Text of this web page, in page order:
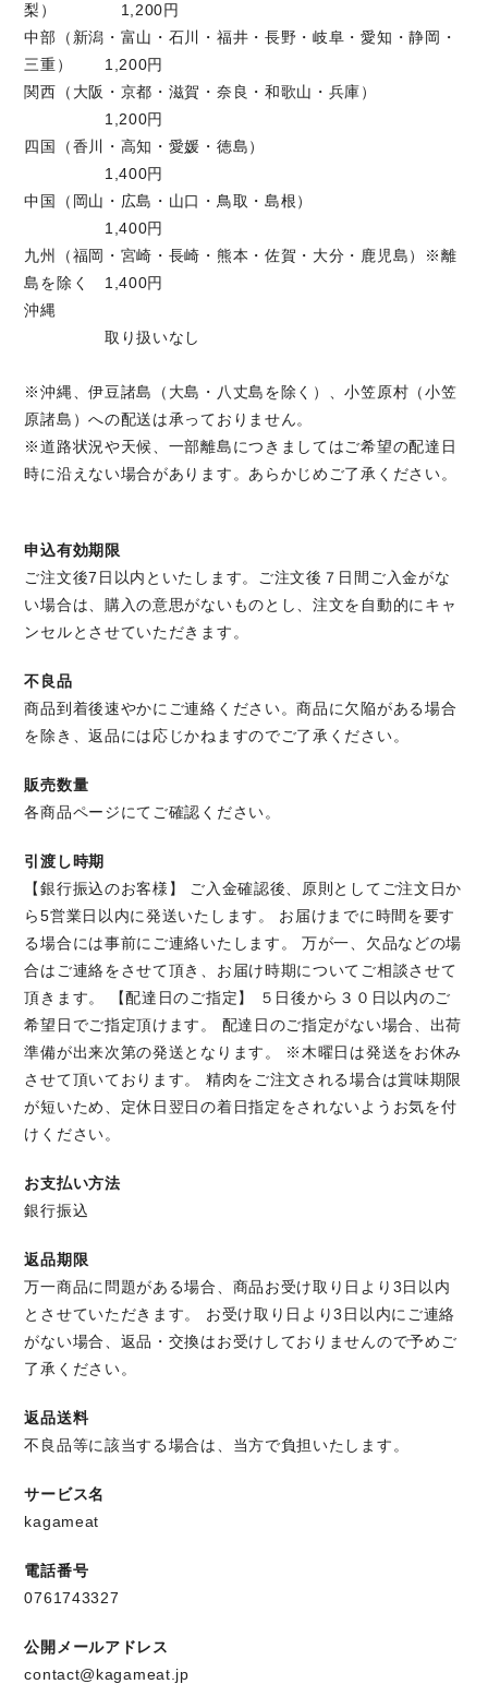
梨） 1,200円
中部（新潟・富山・石川・福井・長野・岐阜・愛知・静岡・
三重） 1,200円
関西（大阪・京都・滋賀・奈良・和歌山・兵庫）
1,200円
四国（香川・高知・愛媛・徳島）
1,400円
中国（岡山・広島・山口・鳥取・島根）
1,400円
九州（福岡・宮崎・長崎・熊本・佐賀・大分・鹿児島）※離
島を除く 1,400円
沖縄
取り扱いなし
※沖縄、伊豆諸島（大島・八丈島を除く）、小笠原村（小笠
原諸島）への配送は承っておりません。
※道路状況や天候、一部離島につきましてはご希望の配達日
時に沿えない場合があります。あらかじめご了承ください。
申込有効期限
ご注文後7日以内といたします。ご注文後７日間ご入金がな
い場合は、購入の意思がないものとし、注文を自動的にキャ
ンセルとさせていただきます。
不良品
商品到着後速やかにご連絡ください。商品に欠陥がある場合
を除き、返品には応じかねますのでご了承ください。
販売数量
各商品ページにてご確認ください。
引渡し時期
【銀行振込のお客様】 ご入金確認後、原則としてご注文日か
ら5営業日以内に発送いたします。 お届けまでに時間を要す
る場合には事前にご連絡いたします。 万が一、欠品などの場
合はご連絡をさせて頂き、お届け時期についてご相談させて
頂きます。 【配達日のご指定】 ５日後から３０日以内のご
希望日でご指定頂けます。 配達日のご指定がない場合、出荷
準備が出来次第の発送となります。 ※木曜日は発送をお休み
させて頂いております。 精肉をご注文される場合は賞味期限
が短いため、定休日翌日の着日指定をされないようお気を付
けください。
お支払い方法
銀行振込
返品期限
万一商品に問題がある場合、商品お受け取り日より3日以内
とさせていただきます。 お受け取り日より3日以内にご連絡
がない場合、返品・交換はお受けしておりませんので予めご
了承ください。
返品送料
不良品等に該当する場合は、当方で負担いたします。
サービス名
kagameat
電話番号
0761743327
公開メールアドレス
contact@kagameat.jp